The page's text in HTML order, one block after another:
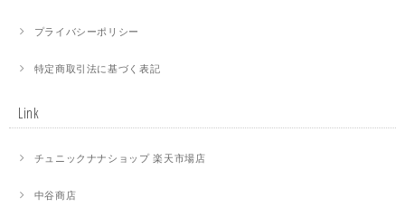
プライバシーポリシー
特定商取引法に基づく表記
Link
チュニックナナショップ 楽天市場店
中谷商店